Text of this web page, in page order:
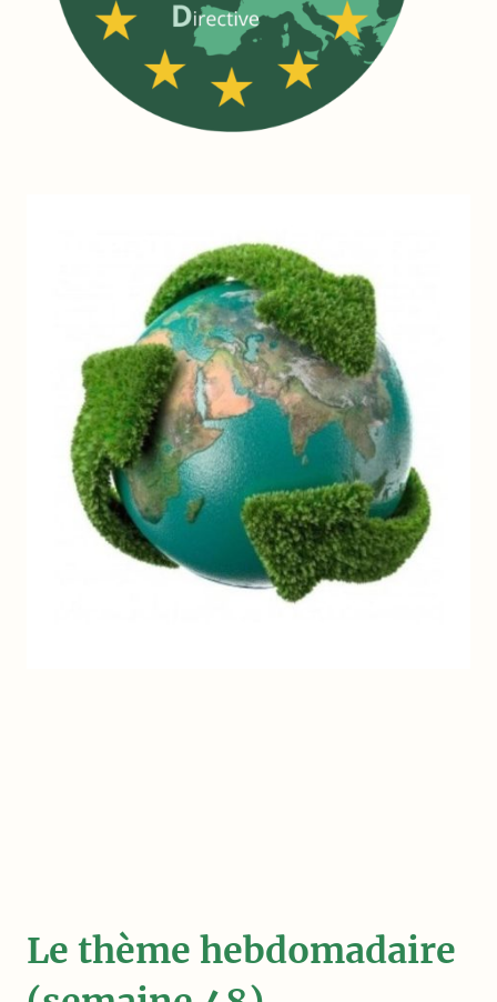
Le thème hebdomadaire